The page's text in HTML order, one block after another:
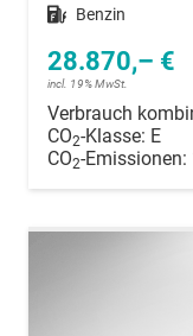
Kraftstoff Benzin
28.870,– €
incl. 19% MwSt.
Verbrauch
CO2-Klasse: E
CO2-Emissionen: